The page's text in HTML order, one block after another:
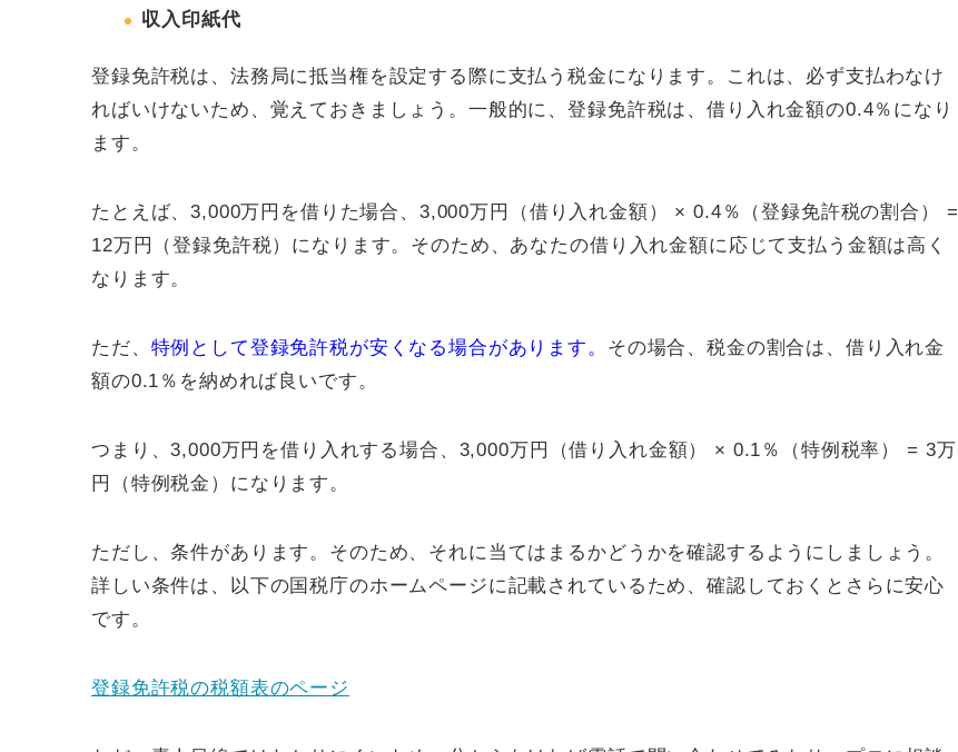
収入印紙代
登録免許税は、法務局に抵当権を設定する際に支払う税金になります。これは、必ず支払わなけ
ればいけないため、覚えておきましょう。一般的に、登録免許税は、借り入れ金額の0.4％になり
ます。
たとえば、3,000万円を借りた場合、3,000万円（借り入れ金額） × 0.4％（登録免許税の割合） =
12万円（登録免許税）になります。そのため、あなたの借り入れ金額に応じて支払う金額は高く
なります。
ただ、 特例として登録免許税が安くなる場合があります。 その場合、税金の割合は、借り入れ金
額の0.1％を納めれば良いです。
つまり、3,000万円を借り入れする場合、3,000万円（借り入れ金額） × 0.1％（特例税率） = 3万
円（特例税金）になります。
ただし、条件があります。そのため、それに当てはまるかどうかを確認するようにしましょう。
詳しい条件は、以下の国税庁のホームページに記載されているため、確認しておくとさらに安心
です。
登録免許税の税額表のページ